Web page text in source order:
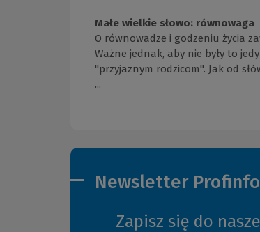
Małe wielkie słowo: równowaga
O równowadze i godzeniu życia
Ważne jednak, aby nie były to
"przyjaznym rodzicom". Jak od
...
Newsletter
Zapisz się do